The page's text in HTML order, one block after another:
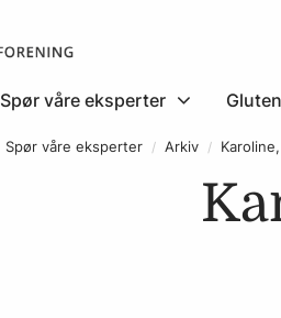
Spør våre eksperter
Spør våre eksperter Arkiv